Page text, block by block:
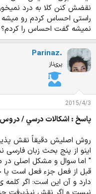
نقضش کنن کلا به درد
راستی احساس کردم رو
نمیشه گفت احساس را کردم؟
Parinaz.
پری‌ناز
2015/4/3
پاسخ : اشكالات درسي /
روش اصلیش دقیقاً نقش
اینو از پنج بحث زبان فارسی
" اما سوال و مشکل اصلی
قبل از فعل جزء فعل است
دارد و آن این است: اگر